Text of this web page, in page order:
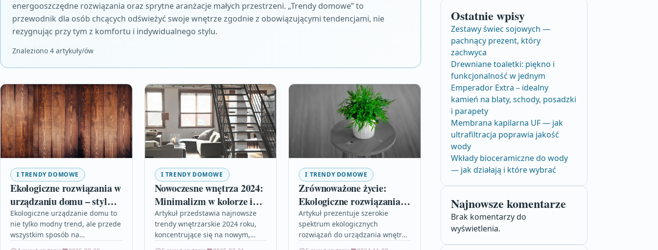
energooszczędne rozwiązania oraz sprytne aranżacje małych przestrzeni. „Trendy domowe” to
przewodnik dla osób chcących odświeżyć swoje wnętrze zgodnie z obowiązującymi tendencjami, nie
rezygnując przy tym z komfortu i indywidualnego stylu.
Znaleziono 4 artykuły/ów
I TRENDY DOMOWE
Ekologiczne rozwiązania w
urządzaniu domu – styl
życia w zgodzie z naturą
Ekologiczne urządzanie domu to
nie tylko modny trend, ale przede
wszystkim sposób na
I TRENDY DOMOWE
Nowoczesne wnętrza 2024:
Minimalizm w kolorze i
formie
Artykuł przedstawia najnowsze
trendy wnętrzarskie 2024 roku,
koncentrujące się na nowym,
I TRENDY DOMOWE
Zrównoważone życie:
Ekologiczne rozwiązania w
aranżacji domu
Artykuł prezentuje szerokie
spektrum ekologicznych
rozwiązań do urządzania wnętrz
Ostatnie wpisy
Zestawy świec sojowych —
pachnący prezent, który
zachwyca
Drewniane toaletki: piękno i
funkcjonalność w jednym
Emperador Extra – idealny
kamień na blaty, schody, posadzki
i parapety
Membrana kapilarna UF — jak
ultrafiltracja poprawia jakość
wody
Wkłady bioceramiczne do wody
— jak działają i które wybrać
Najnowsze komentarze
Brak komentarzy do
wyświetlenia.